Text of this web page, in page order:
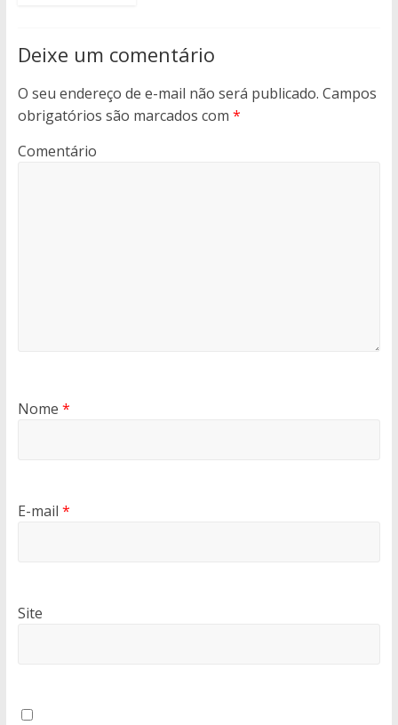
Deixe um comentário
O seu endereço de e-mail não será publicado. Campos
obrigatórios são marcados com *
Comentário
Nome *
E-mail *
Site